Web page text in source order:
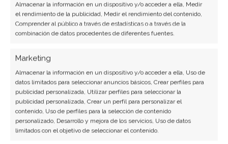
Almacenar la información en un dispositivo y/o acceder a ella, Medir
el rendimiento de la publicidad, Medir el rendimiento del contenido,
Comprender al público a través de estadísticas o a través de la
combinación de datos procedentes de diferentes fuentes.
Marketing
Almacenar la información en un dispositivo y/o acceder a ella, Uso de
datos limitados para seleccionar anuncios básicos, Crear perfiles para
publicidad personalizada, Utilizar perfiles para seleccionar la
publicidad personalizada, Crear un perfil para personalizar el
contenido, Uso de perfiles para la selección de contenido
personalizado, Desarrollo y mejora de los servicios, Uso de datos
limitados con el objetivo de seleccionar el contenido.
LinkedIn
Copiar enlace
SOBRE EL AUTOR